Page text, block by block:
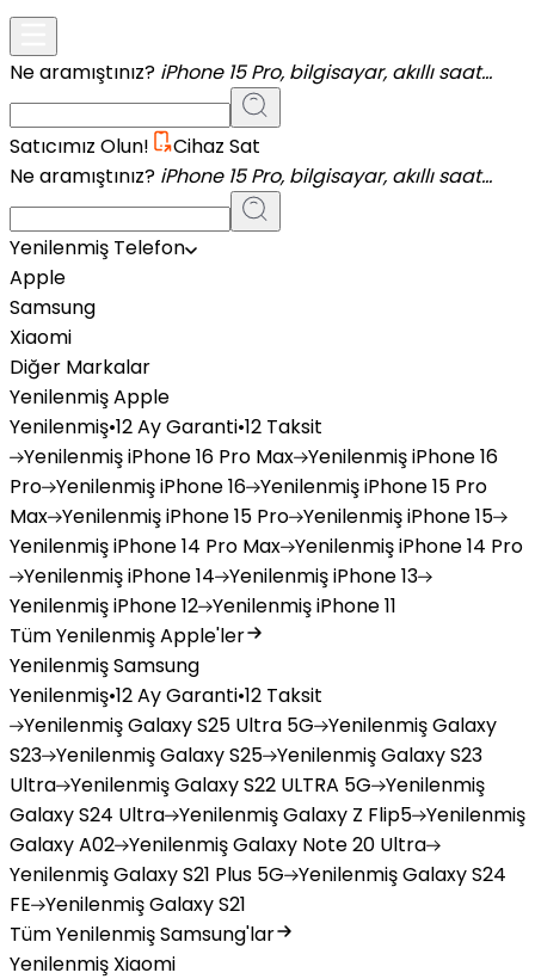
Ne aramıştınız? iPhone 15 Pro, bilgisayar, akıllı saat...
Satıcımız Olun!
Cihaz Sat
Ne aramıştınız? iPhone 15 Pro, bilgisayar, akıllı saat...
Yenilenmiş Telefon
Apple
Samsung
Xiaomi
Diğer Markalar
Yenilenmiş Apple
Yenilenmiş•12 Ay Garanti•12 Taksit
YenilenmişiPhone 16 Pro Max YenilenmişiPhone 16
Pro YenilenmişiPhone 16 YenilenmişiPhone 15 Pro
Max YenilenmişiPhone 15 Pro YenilenmişiPhone 15
YenilenmişiPhone 14 Pro Max YenilenmişiPhone 14 Pro
YenilenmişiPhone 14 YenilenmişiPhone 13
YenilenmişiPhone 12 YenilenmişiPhone 11
Tüm Yenilenmiş Apple'ler
Yenilenmiş Samsung
Yenilenmiş•12 Ay Garanti•12 Taksit
YenilenmişGalaxy S25 Ultra 5G YenilenmişGalaxy
S23 YenilenmişGalaxy S25 YenilenmişGalaxy S23
Ultra YenilenmişGalaxy S22 ULTRA 5G Yenilenmiş
Galaxy S24 Ultra YenilenmişGalaxy Z Flip5 Yenilenmiş
Galaxy A02 YenilenmişGalaxy Note 20 Ultra
YenilenmişGalaxy S21 Plus 5G YenilenmişGalaxy S24
FE YenilenmişGalaxy S21
Tüm Yenilenmiş Samsung'lar
Yenilenmiş Xiaomi